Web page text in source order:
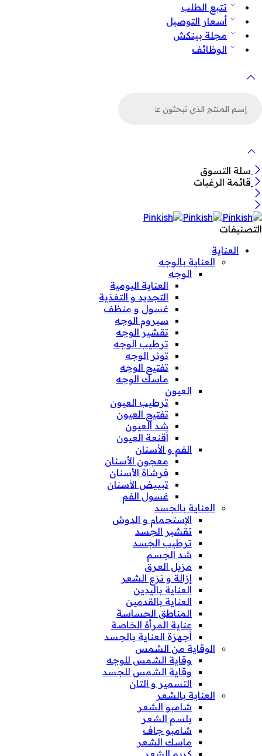
تتبع الطلب
أسعار التوصيل
مجلة بينكش
الوظائف
سلة التسوق
قائمة الرغبات
التصنيفات
العناية
العناية بالوجه
الوجه
العناية اليومية
التجديد و التغذية
غسول و منظف
سيروم الوجه
تقشير الوجه
ترطيب الوجه
تونر الوجه
تفتيح الوجه
ماسك الوجه
العيون
ترطيب العيون
تفتيح العيون
شد العيون
أقنعة العيون
الفم و الأسنان
معجون الأسنان
فرشاة الأسنان
تبييض الأسنان
غسول الفم
العناية بالجسد
الإستحمام و الدوش
تقشير الجسد
ترطيب الجسد
شد الجسم
مزيل العرق
إزالة و نزع الشعر
العناية باليدين
العناية بالقدمين
المناطق الحساسة
عناية المرأة الخاصة
أجهزة العناية بالجسد
الوقاية من الشمس
وقاية الشمس للوجه
وقاية الشمس للجسد
التسمير و التان
العناية بالشعر
شامبو الشعر
بلسم الشعر
شامبو جاف
ماسك الشعر
كريم الشعر